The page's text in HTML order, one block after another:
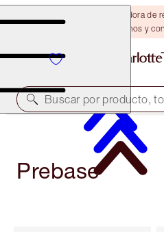
Obtén una brocha bronceadora de
términos y
Buscar por producto,
Prebase